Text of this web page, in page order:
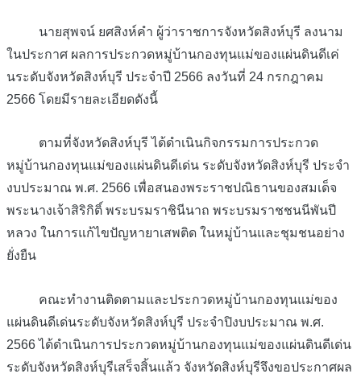
นายสุพจน์ ยศสิงห์คำ ผู้ว่าราชการจังหวัดสิงห์บุรี ลงนาม
ในประกาศ ผลการประกวดหมู่บ้านกองทุนแม่ของแผ่นดินดีเค่
นระดับจังหวัดสิงห์บุรี ประจำปี 2566 ลงวันที่ 24 กรกฎาคม
2566 โดยมีรายละเอียดดังนี้
ตามที่จังหวัดสิงห์บุรี ได้ดำเนินกิจกรรมการประกวด
หมู่บ้านกองทุนแม่ของแผ่นดินดีเด่น ระดับจังหวัดสิงห์บุรี ประจำ
งบประมาณ พ.ศ. 2566 เพื่อสนองพระราชปณิธานของสมเด็จ
พระนางเจ้าสิริกิติ์ พระบรมราชินีนาถ พระบรมราชชนนีพันปี
หลวง ในการแก้ไขปัญหายาเสพติด ในหมู่บ้านและชุมชนอย่าง
ยั่งยืน
คณะทำงานติดตามและประกวดหมู่บ้านกองทุนแม่ของ
แผ่นดินดีเด่นระดับจังหวัดสิงห์บุรี ประจำปิงบประมาณ พ.ศ.
2566 ได้ดำเนินการประกวดหมู่บ้านกองทุนแม่ของแผ่นดินดีเด่น
ระดับจังหวัดสิงห์บุรีเสร็จสิ้นแล้ว จังหวัดสิงห์บุรีจึงขอประกาศผล